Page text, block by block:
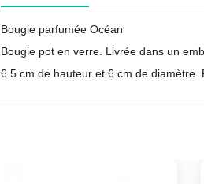
Bougie parfumée Océan
Bougie pot en verre. Livrée dans un
6.5 cm de hauteur et 6 cm de diamètre.